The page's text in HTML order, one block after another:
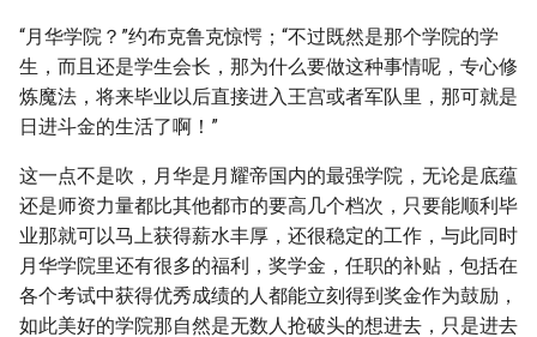
“月华学院？”约布克鲁克惊愕；“不过既然是那个学院的学
生，而且还是学生会长，那为什么要做这种事情呢，专心修
炼魔法，将来毕业以后直接进入王宫或者军队里，那可就是
日进斗金的生活了啊！”
这一点不是吹，月华是月耀帝国内的最强学院，无论是底蕴
还是师资力量都比其他都市的要高几个档次，只要能顺利毕
业那就可以马上获得薪水丰厚，还很稳定的工作，与此同时
月华学院里还有很多的福利，奖学金，任职的补贴，包括在
各个考试中获得优秀成绩的人都能立刻得到奖金作为鼓励，
如此美好的学院那自然是无数人抢破头的想进去，只是进去